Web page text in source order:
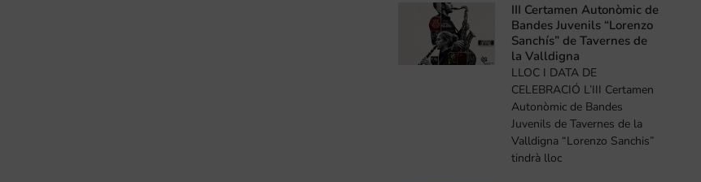
III Certamen Autonòmic de
Bandes Juvenils “Lorenzo
Sanchís” de Tavernes de
la Valldigna
LLOC I DATA DE
CELEBRACIÓ L’III Certamen
Autonòmic de Bandes
Juvenils de Tavernes de la
Valldigna “Lorenzo Sanchis”
tindrà lloc